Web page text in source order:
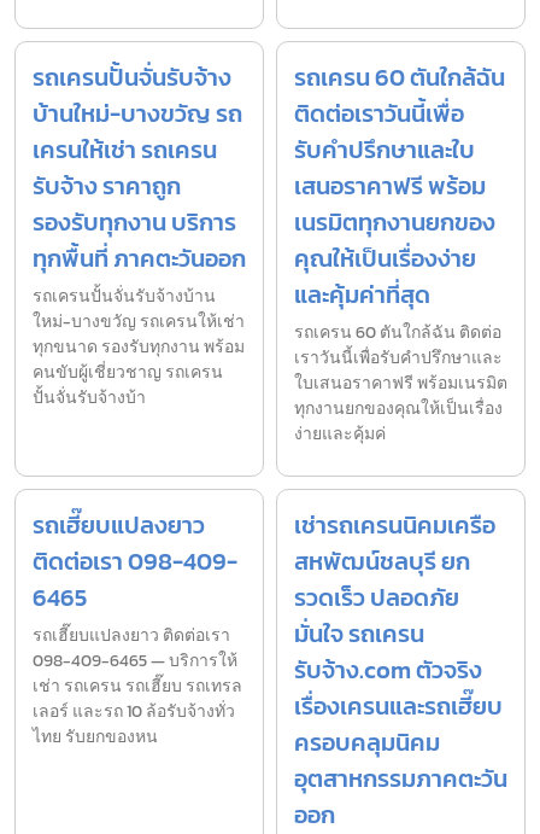
รถเครนปั้นจั่นรับจ้าง
บ้านใหม่-บางขวัญ รถ
เครนให้เช่า รถเครน
รับจ้าง ราคาถูก
รองรับทุกงาน บริการ
ทุกพื้นที่ ภาคตะวันออก
รถเครนปั้นจั่นรับจ้างบ้าน
ใหม่-บางขวัญ รถเครนให้เช่า
ทุกขนาด รองรับทุกงาน พร้อม
คนขับผู้เชี่ยวชาญ รถเครน
ปั้นจั่นรับจ้างบ้า
รถเครน 60 ตันใกล้ฉัน
ติดต่อเราวันนี้เพื่อ
รับคำปรึกษาและใบ
เสนอราคาฟรี พร้อม
เนรมิตทุกงานยกของ
คุณให้เป็นเรื่องง่าย
และคุ้มค่าที่สุด
รถเครน 60 ตันใกล้ฉัน ติดต่อ
เราวันนี้เพื่อรับคำปรึกษาและ
ใบเสนอราคาฟรี พร้อมเนรมิต
ทุกงานยกของคุณให้เป็นเรื่อง
ง่ายและคุ้มค่
รถเฮี๊ยบแปลงยาว
ติดต่อเรา 098-409-
6465
รถเฮี๊ยบแปลงยาว ติดต่อเรา
098-409-6465 — บริการให้
เช่า รถเครน รถเฮี๊ยบ รถเทรล
เลอร์ และรถ 10 ล้อรับจ้างทั่ว
ไทย รับยกของหน
เช่ารถเครนนิคมเครือ
สหพัฒน์ชลบุรี ยก
รวดเร็ว ปลอดภัย
มั่นใจ รถเครน
รับจ้าง.com ตัวจริง
เรื่องเครนและรถเฮี๊ยบ
ครอบคลุมนิคม
อุตสาหกรรมภาคตะวัน
ออก